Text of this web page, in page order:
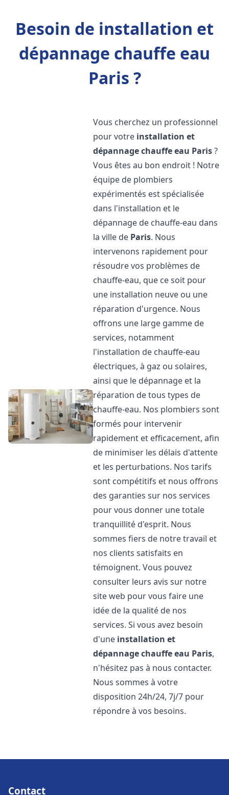
Besoin de installation et
dépannage chauffe eau
Paris ?
Vous cherchez un professionnel
pour votre installation et
dépannage chauffe eau Paris?
Vous êtes au bon endroit ! Notre
équipe de plombiers
expérimentés est spécialisée
dans l'installation et le
dépannage de chauffe-eau dans
la ville de Paris. Nous
intervenons rapidement pour
résoudre vos problèmes de
chauffe-eau, que ce soit pour
une installation neuve ou une
réparation d'urgence. Nous
offrons une large gamme de
services, notamment
l'installation de chauffe-eau
électriques, à gaz ou solaires,
ainsi que le dépannage et la
réparation de tous types de
chauffe-eau. Nos plombiers sont
formés pour intervenir
rapidement et efficacement, afin
de minimiser les délais d'attente
et les perturbations. Nos tarifs
sont compétitifs et nous offrons
des garanties sur nos services
pour vous donner une totale
tranquillité d'esprit. Nous
sommes fiers de notre travail et
nos clients satisfaits en
témoignent. Vous pouvez
consulter leurs avis sur notre
site web pour vous faire une
idée de la qualité de nos
services. Si vous avez besoin
d'une installation et
dépannage chauffe eau Paris,
n'hésitez pas à nous contacter.
Nous sommes à votre
disposition 24h/24, 7j/7 pour
répondre à vos besoins.
Contact